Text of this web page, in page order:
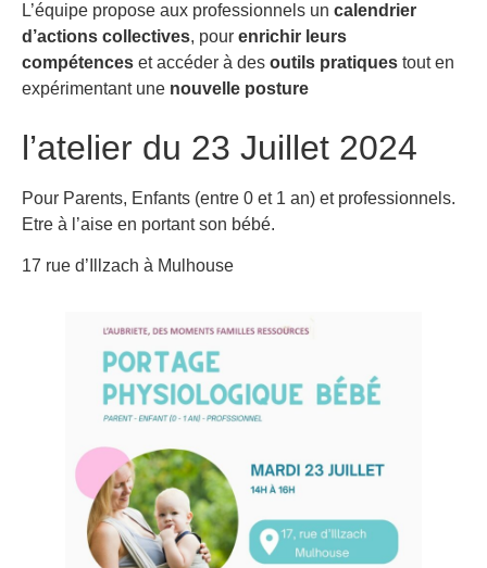
L’équipe propose aux professionnels un calendrier
d’actions collectives, pour enrichir leurs
compétences et accéder à des outils pratiques tout en
expérimentant une nouvelle posture
l’atelier du 23 Juillet 2024
Pour Parents, Enfants (entre 0 et 1 an) et professionnels.
Etre à l’aise en portant son bébé.
17 rue d’Illzach à Mulhouse